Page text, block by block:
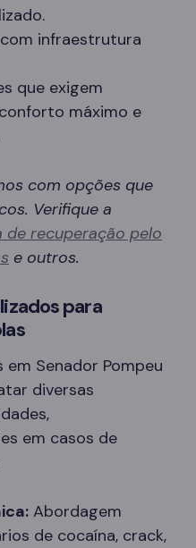
infraestrutura
que exigem
máximo e
com opções que
Verifique a
de recuperação pelo
e outros.
para
Senador Pompeu
diversas
em casos de
Abordagem
de cocaína, crack,